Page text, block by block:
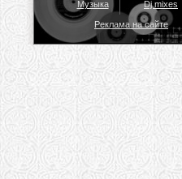
Музыка Dj mixes
Реклама на сайте